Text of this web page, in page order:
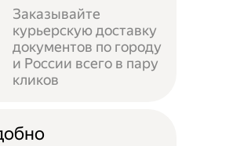
Заказывайте
курьерскую доставку
документов по городу
и России всего в пару
кликов